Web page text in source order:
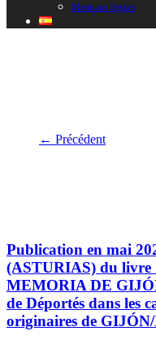
Mentions légales
← Précédent
Publication en mai
(ASTURIAS) du
MEMORIA DE
de Déportés dans les
originaires de